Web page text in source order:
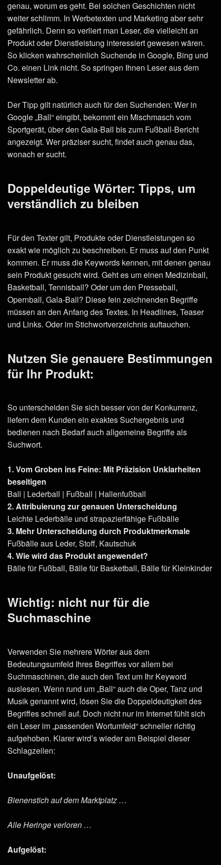
genau, worum es geht. Bei solchen Geschichten nicht
weiter schlimm. In Werbetexten und Marketing aber sehr
gefährlich. Denn so verliert man Leser, die vielleicht an
Produkt oder Dienstleistung interessiert gewesen wären.
So klicken wahrscheinlich Suchende in Google, Bing und
Co. einen Link nicht. So springen Ihnen Leser aus dem
Newsletter ab.
Der Tipp gilt natürlich auch für den Suchenden: Wer in
Google „Ball“ eingibt, bekommt ein Mischmasch vom
Sportgerät, über den Gala-Ball bis zum Fußball-Bericht
angezeigt. Wer präziser sucht, findet auch genau das,
wonach er sucht.
Doppeldeutige Wörter: Tipps, um
verständlich zu bleiben
Für den Texter gilt, Produkte oder Dienstleistungen so
exakt wie möglich zu beschreiben. Er muss auf den Punkt
kommen. Er muss die Keywords kennen, mit denen genau
sein Produkt gesucht wird. Geht es um einen Medizinball,
Basketball, Tennisball? Oder um den Presseball,
Opernball, Gala-Ball? Diese fein zeichnenden Begriffe
müssen an den Anfang des Textes. In Headlines, Teaser
und Links. Oder im Stichwortverzeichnis auftauchen.
Nutzen Sie genauere Bestimmungen
für Ihr Produkt:
So unterscheiden Sie sich besser von der Konkurrenz,
liefern dem Kunden ein exaktes Suchergebnis und
bedienen nach Bedarf auch allgemeine Begriffe als
Suchwort.
1. Vom Groben ins Feine: Mit Präzision Unklarheiten
beseitigen
Ball | Lederball | Fußball | Hallenfußball
2. Attribuierung zur genauen Unterscheidung
Leichte Lederbälle und strapazierfähige Fußbälle
3. Mehr Unterscheidung durch Produktmerkmale
Fußbälle aus Leder, Stoff, Kautschuk
4. Wie wird das Produkt angewendet?
Bälle für Fußball, Bälle für Basketball, Bälle für Kleinkinder
Wichtig: nicht nur für die
Suchmaschine
Verwenden Sie mehrere Wörter aus dem
Bedeutungsumfeld Ihres Begriffes vor allem bei
Suchmaschinen, die auch den Text um Ihr Keyword
auslesen. Wenn rund um „Ball“ auch die Oper, Tanz und
Musik genannt wird, lösen Sie die Doppeldeutigkeit des
Begriffes schnell auf. Doch nicht nur im Internet fühlt sich
ein Leser im „passenden Wortumfeld“ schneller richtig
aufgehoben. Klarer wird’s wieder am Beispiel dieser
Schlagzeilen:
Unaufgelöst:
Bienenstich auf dem Marktplatz …
Alle Heringe verloren …
Aufgelöst: